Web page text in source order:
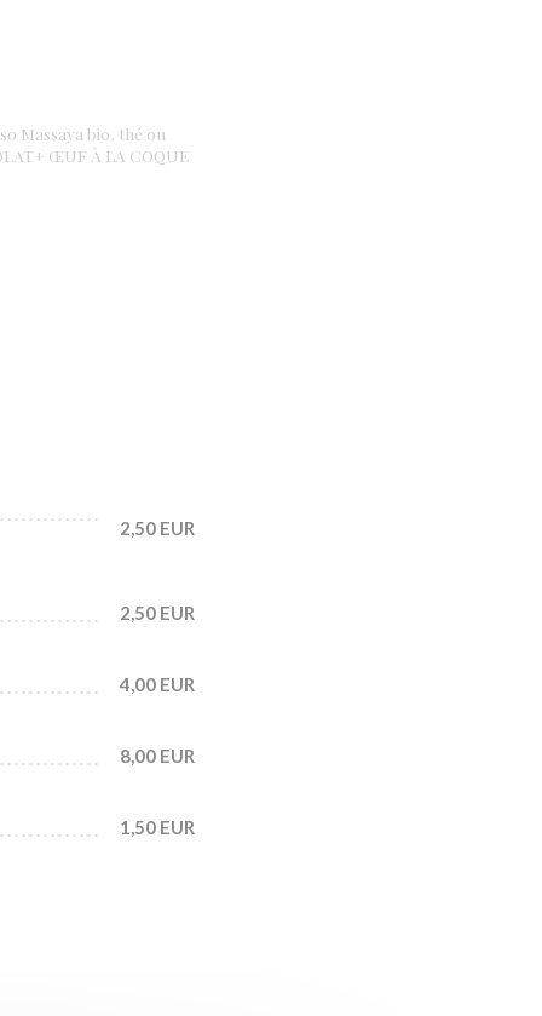
Massaya bio, thé ou
ŒUF À LA COQUE
2,50 EUR
2,50 EUR
4,00 EUR
8,00 EUR
1,50 EUR